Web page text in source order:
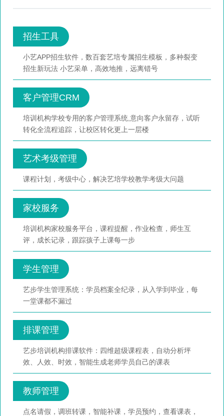
招生工具
小艺APP招生软件，数百套艺培专属招生模板，多种裂变
招生新玩法 小艺采单，高效地推，远离错号
客户管理CRM
培训机构学校专用的客户管理系统,意向客户永留存，试听
转化全流程追踪，让校区转化更上一层楼
艺术考级管理
课程计划，考级中心，解决艺培学校教学考级大问题
家校服务
培训机构家校服务平台，课程提醒，作业检查，师生互
评，成长记录，跟踪孩子上课每一步
学生管理
艺步学生管理系统：学员档案全纪录，从入学到毕业，每
一堂课都不漏过
排课管理
艺步培训机构排课软件：四维超级课程表，自动分析坪
效、人效、时效，智能生成老师学员自己的课表
教师管理
点名请假，调班转课，智能补课，学员预约，查看课表，